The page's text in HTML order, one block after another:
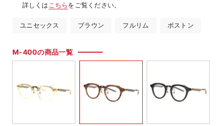
詳しくは こちらをご覧ください。
ユニセックス ブラウン フルリム ボストン
M-400の商品一覧